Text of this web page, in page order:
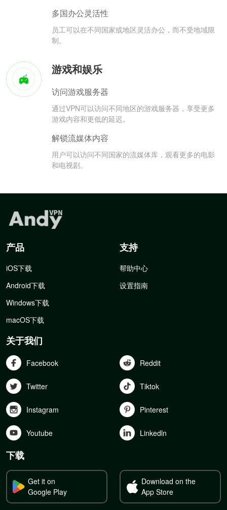
多国办公灵活性
员工可以在不同国家或地区灵活办公，而不受地域限
制。
游戏和娱乐
访问游戏服务器
通过VPN可以访问不同地区的游戏服务器，享受更多
游戏内容和更低的延迟。
解锁流媒体内容
用户可以访问不同国家的流媒体库，观看更多的电影
和电视剧。
产品
iOS下载
Android下载
Windows下载
macOS下载
支持
帮助中心
设置指南
关于我们
Facebook Reddit
Twitter Tiktok
Instagram Pinterest
Youtube Linkedln
下载
Get it on
Google Play
Download on the
App Store